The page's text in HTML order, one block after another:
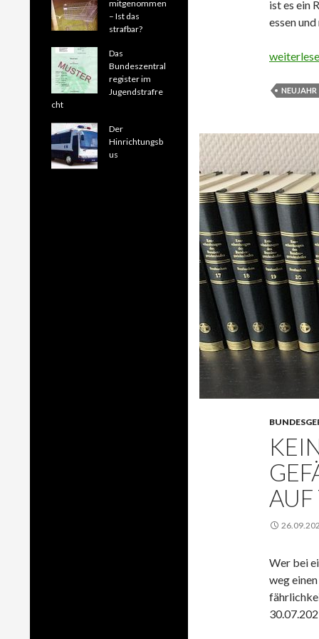
ist es ein
essen
Was wird
NEUJAHR
AUF
Wer bei
weg
mitgenommen
– Ist das
strafbar?
Das
Bundeszentral
register im
Jugendstrafre
cht
Der
Hinrichtungsb
us